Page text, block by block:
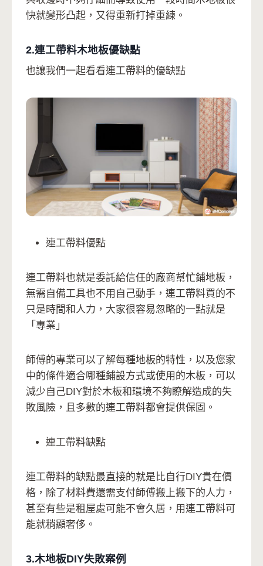
快就變形凸起，又得重新打掉重練。
2.連工帶料木地板優缺點
也讓我們一起看看連工帶料的優缺點
連工帶料優點
連工帶料也就是委託給信任的廠商幫忙鋪地板，
無需自備工具也不用自己動手，連工帶料買的不
只是時間和人力，大家很容易忽略的一點就是
「專業」
師傅的專業可以了解每種地板的特性，以及您家
中的條件適合哪種鋪設方式或使用的木板，可以
減少自己DIY對於木板和環境不夠瞭解造成的失
敗風險，且多數的連工帶料都會提供保固。
連工帶料缺點
連工帶料的缺點最直接的就是比自行DIY貴在價
格，除了材料費還需支付師傅搬上搬下的人力，
甚至有些是租屋處可能不會久居，用連工帶料可
能就稍顯奢侈。
3.木地板DIY失敗案例